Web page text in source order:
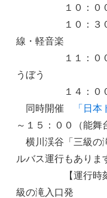
１０：００ な
１０：３０ 大
線・軽音楽
１１：００ た
うぼう
１４：００
同時開催
「日
～１５：００（能舞
横川渓谷「三級の
ルバス運行もありま
【運行時刻
級の滝入口発